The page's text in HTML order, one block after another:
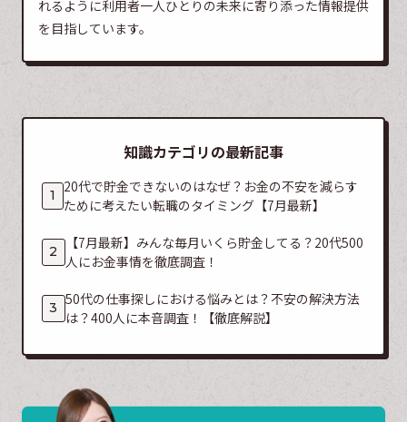
れるように利用者一人ひとりの未来に寄り添った情報提供
を目指しています。
知識カテゴリの最新記事
20代で貯金できないのはなぜ？お金の不安を減らす
ために考えたい転職のタイミング【7月最新】
【7月最新】みんな毎月いくら貯金してる？20代500
人にお金事情を徹底調査！
50代の仕事探しにおける悩みとは？不安の解決方法
は？400人に本音調査！【徹底解説】